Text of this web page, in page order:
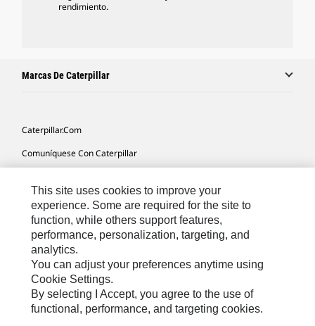
rendimiento.
Marcas De Caterpillar
Caterpillar.com
Comuníquese Con Caterpillar
Mapa Del Sitio
Cookie Settings
Avisos Legales
Privacidad
This site uses cookies to improve your
experience. Some are required for the site to
function, while others support features,
performance, personalization, targeting, and
analytics.
You can adjust your preferences anytime using
Cookie Settings.
By selecting I Accept, you agree to the use of
functional, performance, and targeting cookies.